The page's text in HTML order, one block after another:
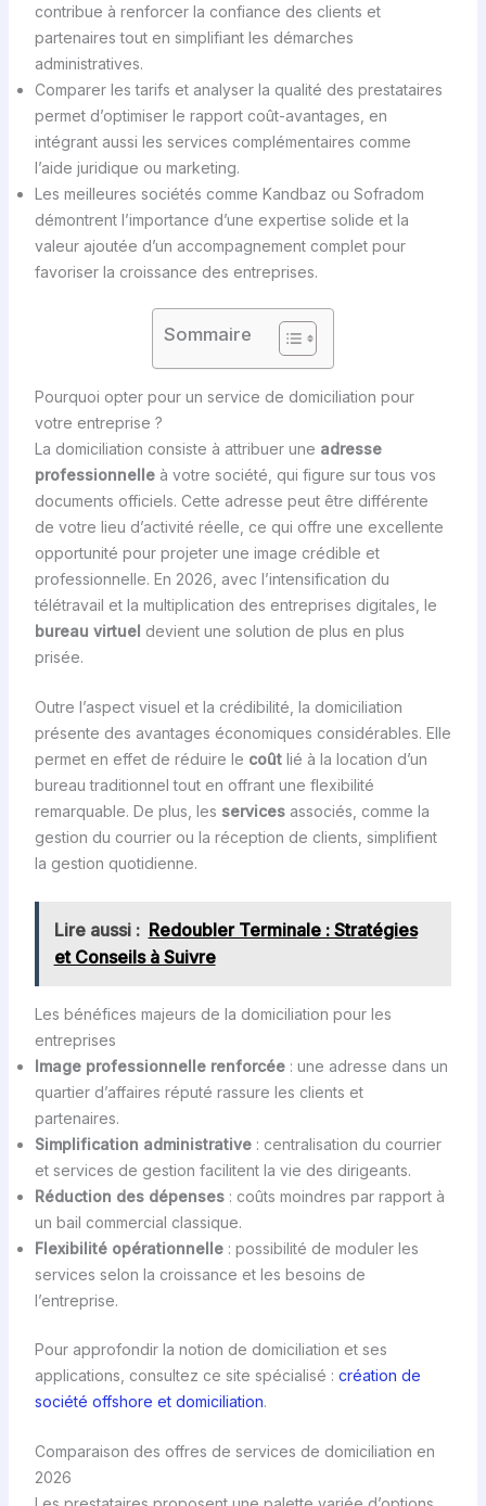
contribue à renforcer la confiance des clients et
partenaires tout en simplifiant les démarches
administratives.
Comparer les tarifs et analyser la qualité des prestataires
permet d’optimiser le rapport coût-avantages, en
intégrant aussi les services complémentaires comme
l’aide juridique ou marketing.
Les meilleures sociétés comme Kandbaz ou Sofradom
démontrent l’importance d’une expertise solide et la
valeur ajoutée d’un accompagnement complet pour
favoriser la croissance des entreprises.
Sommaire
Pourquoi opter pour un service de domiciliation pour
votre entreprise ?
La domiciliation consiste à attribuer une adresse
professionnelleà votre société, qui figure sur tous vos
documents officiels. Cette adresse peut être différente
de votre lieu d’activité réelle, ce qui offre une excellente
opportunité pour projeter une image crédible et
professionnelle. En 2026, avec l’intensification du
télétravail et la multiplication des entreprises digitales, le
bureau virtuel devient une solution de plus en plus
prisée.
Outre l’aspect visuel et la crédibilité, la domiciliation
présente des avantages économiques considérables. Elle
permet en effet de réduire le coûtlié à la location d’un
bureau traditionnel tout en offrant une flexibilité
remarquable. De plus, les servicesassociés, comme la
gestion du courrier ou la réception de clients, simplifient
la gestion quotidienne.
Lire aussi : Redoubler Terminale : Stratégies
et Conseils à Suivre
Les bénéfices majeurs de la domiciliation pour les
entreprises
Image professionnelle renforcée: une adresse dans un
quartier d’affaires réputé rassure les clients et
partenaires.
Simplification administrative: centralisation du courrier
et services de gestion facilitent la vie des dirigeants.
Réduction des dépenses: coûts moindres par rapport à
un bail commercial classique.
Flexibilité opérationnelle: possibilité de moduler les
services selon la croissance et les besoins de
l’entreprise.
Pour approfondir la notion de domiciliation et ses
applications, consultez ce site spécialisé : création de
société offshore et domiciliation.
Comparaison des offres de services de domiciliation en
2026